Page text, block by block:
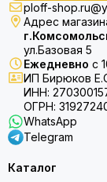
ploff-
Адрес
ул.Базовая 5
Ежедневно с
ИП Бирюков
ИНН:
ОГРН:
WhatsApp
Telegram
Каталог